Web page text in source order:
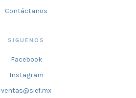
Contáctanos
SIGUENOS
Facebook
Instagram
ventas@sief.mx